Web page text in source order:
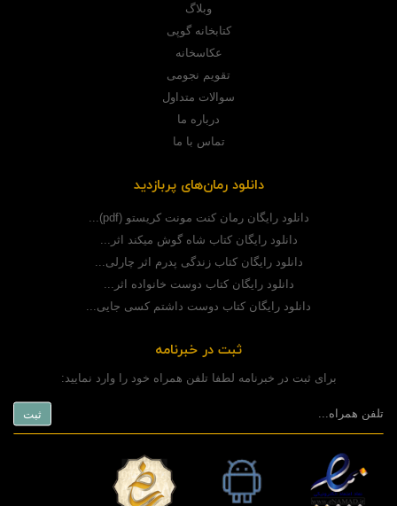
وبلاگ
کتابخانه گوپی
عکاسخانه
تقویم نجومی
سوالات متداول
درباره ما
تماس با ما
دانلود رمان‌های پربازدید
دانلود رایگان رمان کنت مونت کریستو (pdf)...
دانلود رایگان کتاب شاه گوش میکند اثر...
دانلود رایگان کتاب زندگی پدرم اثر چارلی...
دانلود رایگان کتاب دوست خانواده اثر...
دانلود رایگان کتاب دوست داشتم کسی جایی...
ثبت در خبرنامه
برای ثبت در خبرنامه لطفا تلفن همراه خود را وارد نمایید: